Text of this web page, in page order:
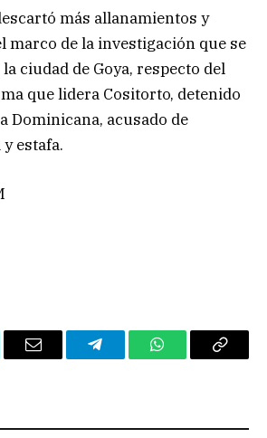
más allanamientos y
marco de la investigación que se
ciudad de Goya, respecto del
que lidera Cositorto, detenido
Dominicana, acusado de
estafa.
Email TelegramWhatsAppCopy